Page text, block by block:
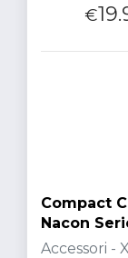
€
Compact
Nacon
Accessori -